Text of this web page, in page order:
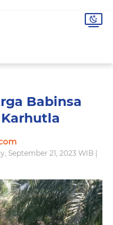
Babinsa
September 21, 2023 WIB |